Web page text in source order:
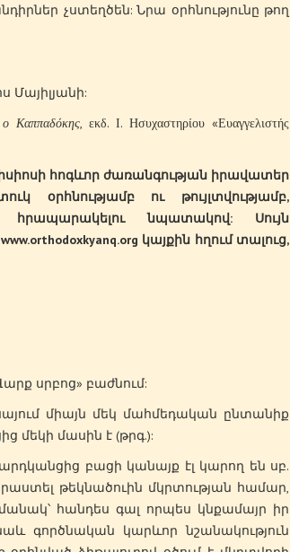
չստեղծեն: Նրա օրհնությունը թող
Մայիլյանի:
Καππαδόκης, εκδ. Ι. Ησυχαστηρίου «Ευαγγελιστής
հոգևոր ժառանգության իրավատեր
օրհնությամբ ու թույլտվությամբ,
հրապարակելու նպատակով: Սույն
www.orthodoxkyanq.org կայքին հղում տալուց,
սրբոց» բաժնում:
միայն մեկ մահմեդական ընտանիք
մեկի մասին է (թրգ.):
բացի կանայք էլ կարող են սբ.
թեկնածուին մկրտության համար,
հանդես գալ որպես կնքամայր իր
գործնական կարևոր նշանակություն